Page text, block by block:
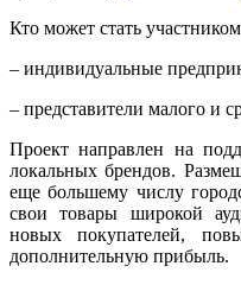
Кто может стать
– индивидуальные
– представители малого и
Проект направлен на
локальных брендов.
еще большему числу
свои товары широкой
новых покупателей,
дополнительную прибыль.